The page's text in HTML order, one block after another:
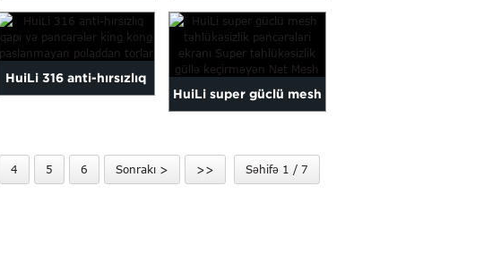
xalis ekran/təhlükəsizlik
pəncərəsi...
Qoruyucu Pəncərə Ekranı
/ P...
HuiLi 316 anti-hırsızlıq
HuiLi super güclü mesh
ekranı...
4 5 6 Sonrakı > >> Səhifə 1 / 7